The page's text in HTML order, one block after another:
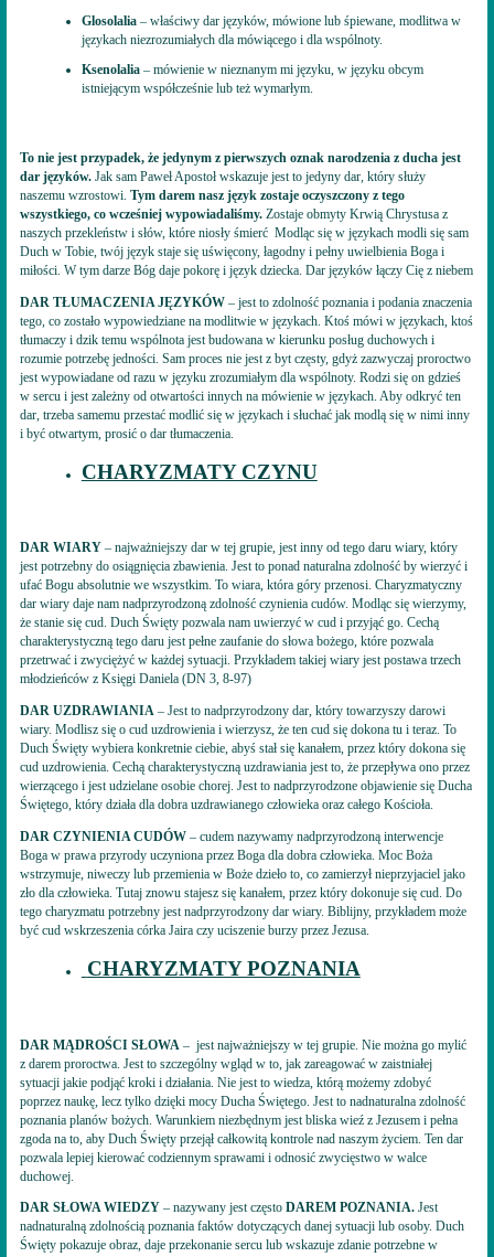
Glosolalia – właściwy dar języków, mówione lub śpiewane, modlitwa w
językach niezrozumiałych dla mówiącego i dla wspólnoty.
Ksenolalia– mówienie w nieznanym mi języku, w języku obcym
istniejącym współcześnie lub też wymarłym.
To nie jest przypadek, że jedynym z pierwszych oznak narodzenia z ducha jest
dar języków. Jak sam Paweł Apostoł wskazuje jest to jedyny dar, który służy
naszemu wzrostowi.Tym darem nasz język zostaje oczyszczony z tego
wszystkiego, co wcześniej wypowiadaliśmy. Zostaje obmyty Krwią Chrystusa z
naszych przekleństw i słów, które niosły śmierć Modląc się w językach modli się sam
Duch w Tobie, twój język staje się uświęcony, łagodny i pełny uwielbienia Boga i
miłości. W tym darze Bóg daje pokorę i język dziecka. Dar języków łączy Cię z niebem
DAR TŁUMACZENIA JĘZYKÓW– jest to zdolność poznania i podania znaczenia
tego, co zostało wypowiedziane na modlitwie w językach. Ktoś mówi w językach, ktoś
tłumaczy i dzik temu wspólnota jest budowana w kierunku posług duchowych i
rozumie potrzebę jedności. Sam proces nie jest z byt częsty, gdyż zazwyczaj proroctwo
jest wypowiadane od razu w języku zrozumiałym dla wspólnoty. Rodzi się on gdzieś
w sercu i jest zależny od otwartości innych na mówienie w językach. Aby odkryć ten
dar, trzeba samemu przestać modlić się w językach i słuchać jak modlą się w nimi inny
i być otwartym, prosić o dar tłumaczenia.
CHARYZMATY CZYNU
DAR WIARY – najważniejszy dar w tej grupie, jest inny od tego daru wiary, który
jest potrzebny do osiągnięcia zbawienia. Jest to ponad naturalna zdolność by wierzyć i
ufać Bogu absolutnie we wszystkim. To wiara, która góry przenosi. Charyzmatyczny
dar wiary daje nam nadprzyrodzoną zdolność czynienia cudów. Modląc się wierzymy,
że stanie się cud. Duch Święty pozwala nam uwierzyć w cud i przyjąć go. Cechą
charakterystyczną tego daru jest pełne zaufanie do słowa bożego, które pozwala
przetrwać i zwyciężyć w każdej sytuacji. Przykładem takiej wiary jest postawa trzech
młodzieńców z Księgi Daniela (DN 3, 8-97)
DAR UZDRAWIANIA – Jest to nadprzyrodzony dar, który towarzyszy darowi
wiary. Modlisz się o cud uzdrowienia i wierzysz, że ten cud się dokona tu i teraz. To
Duch Święty wybiera konkretnie ciebie, abyś stał się kanałem, przez który dokona się
cud uzdrowienia. Cechą charakterystyczną uzdrawiania jest to, że przepływa ono przez
wierzącego i jest udzielane osobie chorej. Jest to nadprzyrodzone objawienie się Ducha
Świętego, który działa dla dobra uzdrawianego człowieka oraz całego Kościoła.
DAR CZYNIENIA CUDÓW – cudem nazywamy nadprzyrodzoną interwencje
Boga w prawa przyrody uczyniona przez Boga dla dobra człowieka. Moc Boża
wstrzymuje, niweczy lub przemienia w Boże dzieło to, co zamierzył nieprzyjaciel jako
zło dla człowieka. Tutaj znowu stajesz się kanałem, przez który dokonuje się cud. Do
tego charyzmatu potrzebny jest nadprzyrodzony dar wiary. Biblijny, przykładem może
być cud wskrzeszenia córka Jaira czy uciszenie burzy przez Jezusa.
CHARYZMATY POZNANIA
DAR MĄDROŚCI SŁOWA – jest najważniejszy w tej grupie. Nie można go mylić
z darem proroctwa. Jest to szczególny wgląd w to, jak zareagować w zaistniałej
sytuacji jakie podjąć kroki i działania. Nie jest to wiedza, którą możemy zdobyć
poprzez naukę, lecz tylko dzięki mocy Ducha Świętego. Jest to nadnaturalna zdolność
poznania planów bożych. Warunkiem niezbędnym jest bliska wieź z Jezusem i pełna
zgoda na to, aby Duch Święty przejął całkowitą kontrole nad naszym życiem. Ten dar
pozwala lepiej kierować codziennym sprawami i odnosić zwycięstwo w walce
duchowej.
DAR SŁOWA WIEDZY – nazywany jest częstoDAREM POZNANIA. Jest
nadnaturalną zdolnością poznania faktów dotyczących danej sytuacji lub osoby. Duch
Święty pokazuje obraz, daje przekonanie sercu lub wskazuje zdanie potrzebne w